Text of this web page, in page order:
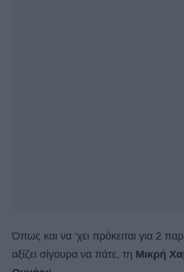
Όπως και να ‘χει πρόκειται για 2
αξίζει σίγουρα να πάτε, τη Μικρή